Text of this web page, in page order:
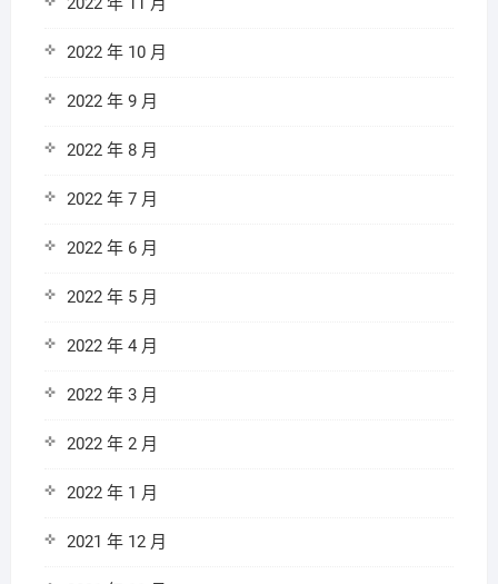
2022 年 10 月
2022 年 9 月
2022 年 8 月
2022 年 7 月
2022 年 6 月
2022 年 5 月
2022 年 4 月
2022 年 3 月
2022 年 2 月
2022 年 1 月
2021 年 12 月